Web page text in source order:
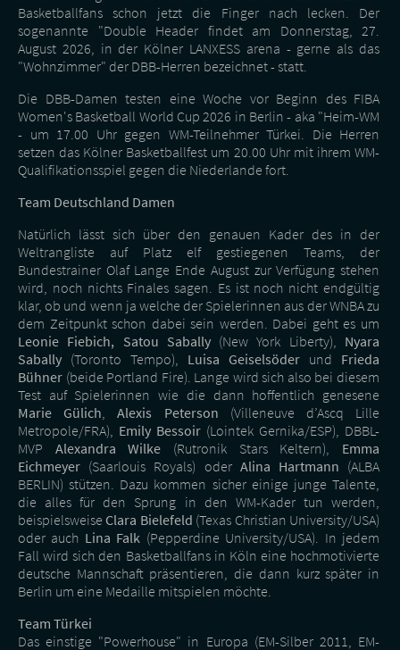
Basketballfans schon jetzt die Finger nach lecken. Der
sogenannte "Double Header findet am Donnerstag, 27.
August 2026, in der Kölner LANXESS arena - gerne als das
"Wohnzimmer" der DBB-Herren bezeichnet - statt.
Die DBB-Damen testen eine Woche vor Beginn des FIBA
Women's Basketball World Cup 2026 in Berlin - aka "Heim-WM
- um 17.00 Uhr gegen WM-Teilnehmer Türkei. Die Herren
setzen das Kölner Basketballfest um 20.00 Uhr mit ihrem WM-
Qualifikationsspiel gegen die Niederlande fort.
Team Deutschland Damen
Natürlich lässt sich über den genauen Kader des in der
Weltrangliste auf Platz elf gestiegenen Teams, der
Bundestrainer Olaf Lange Ende August zur Verfügung stehen
wird, noch nichts Finales sagen. Es ist noch nicht endgültig
klar, ob und wenn ja welche der Spielerinnen aus der WNBA zu
dem Zeitpunkt schon dabei sein werden. Dabei geht es um
Leonie Fiebich, Satou Sabally(New York Liberty), Nyara
Sabally (Toronto Tempo), Luisa Geiselsöder und Frieda
Bühner (beide Portland Fire). Lange wird sich also bei diesem
Test auf Spielerinnen wie die dann hoffentlich genesene
Marie Gülich,Alexis Peterson (Villeneuve d’Ascq Lille
Metropole/FRA), Emily Bessoir (Lointek Gernika/ESP), DBBL-
MVP Alexandra Wilke (Rutronik Stars Keltern), Emma
Eichmeyer (Saarlouis Royals) oder Alina Hartmann (ALBA
BERLIN) stützen. Dazu kommen sicher einige junge Talente,
die alles für den Sprung in den WM-Kader tun werden,
beispielsweise Clara Bielefeld (Texas Christian University/USA)
oder auch Lina Falk (Pepperdine University/USA). In jedem
Fall wird sich den Basketballfans in Köln eine hochmotivierte
deutsche Mannschaft präsentieren, die dann kurz später in
Berlin um eine Medaille mitspielen möchte.
Team Türkei
Das einstige "Powerhouse" in Europa (EM-Silber 2011, EM-